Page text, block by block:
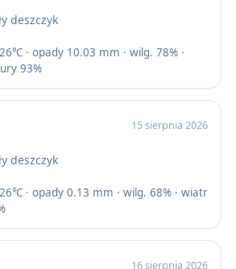
deszczyk
· opady 10.03 mm · wilg. 78% ·
93%
15 sierpnia 2026
deszczyk
· opady 0.13 mm · wilg. 68% · wiatr
16 sierpnia 2026